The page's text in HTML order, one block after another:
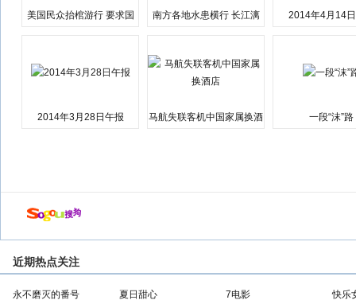
美国民众抬棺游行 要求国
南方各地水患横行 长江漓
2014年4月14
2014年3月28日午报
马航失联客机中国家属换酒
一段“沫”路
近期热点关注
永不磨灭的番号 夏日甜心 7电影
快乐